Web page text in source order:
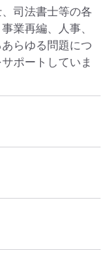
司法書士等の各
業再編、人事、
らゆる問題につ
ポートしていま